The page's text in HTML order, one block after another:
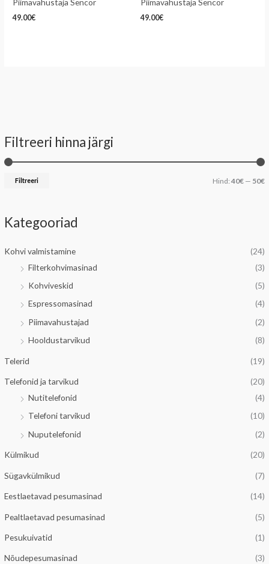
Filtreeri hinna järgi
l
e
h
i
n
d
a
n
e
h
i
n
Filtreeri Hind: 40€— 50€
Kategooriad
Kohvi valmistamine
(24)
Filterkohvimasinad
(3)
Kohviveskid
(5)
Espressomasinad
(4)
Piimavahustajad
(2)
Hooldustarvikud
(8)
Telerid (19)
Telefonid ja tarvikud
(20)
Nutitelefonid
(4)
Telefoni tarvikud
(10)
Nuputelefonid
(2)
Külmikud (20)
Sügavkülmikud (7)
Eestlaetavad pesumasinad (14)
Pealtlaetavad pesumasinad (5)
Pesukuivatid (1)
Nõudepesumasinad (3)
49.00€ 49.00€